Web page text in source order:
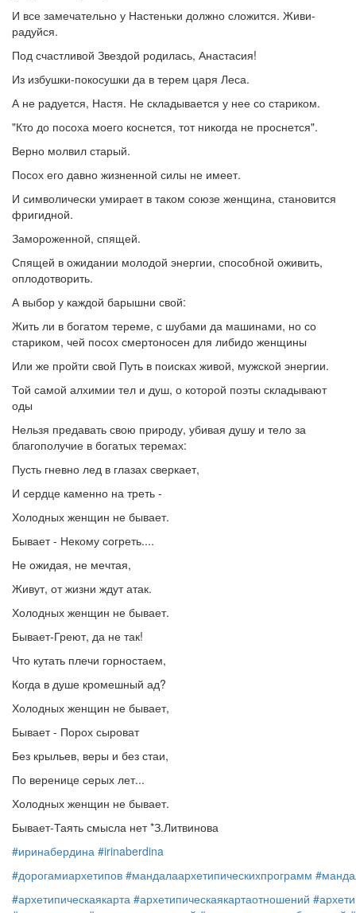
И все замечательно у Настеньки должно сложится. Живи-
радуйся.
Под счастливой Звездой родилась, Анастасия!
Из избушки-покосушки да в терем царя Леса.
А не радуется, Настя. Не складывается у нее со стариком.
"Кто до посоха моего коснется, тот никогда не проснется".
Верно молвил старый.
Посох его давно жизненной силы не имеет.
И символически умирает в таком союзе женщина, становится
фригидной.
Замороженной, спящей.
Спящей в ожидании молодой энергии, способной оживить,
оплодотворить.
А выбор у каждой барышни свой:
Жить ли в богатом тереме, с шубами да машинами, но со
стариком, чей посох смертоносен для либидо женщины
Или же пройти свой Путь в поисках живой, мужской энергии.
Той самой алхимии тел и душ, о которой поэты складывают
оды
Нельзя предавать свою природу, убивая душу и тело за
благополучие в богатых теремах:
Пусть гневно лед в глазах сверкает,
И сердце каменно на треть -
Холодных женщин не бывает.
Бывает - Некому согреть....
Не ожидая, не мечтая,
Живут, от жизни ждут атак.
Холодных женщин не бывает.
Бывает-Греют, да не так!
Что кутать плечи горностаем,
Когда в душе кромешный ад?
Холодных женщин не бывает,
Бывает - Порох сыроват
Без крыльев, веры и без стаи,
По веренице серых лет...
Холодных женщин не бывает.
Бывает-Таять смысла нет *З.Литвинова
#иринабердина #irinaberdina
#дорогамиархетипов #мандалаархетипическихпрограмм
#архетипическаякарта #архетипическаякартаотношений